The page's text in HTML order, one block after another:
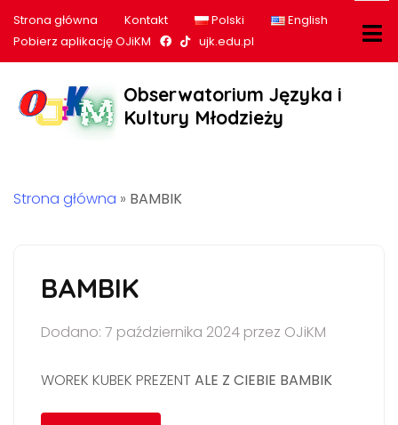
Strona główna Kontakt Polski
English
Pobierz aplikację OJiKM
Nasz profil na Facebook
Nasz profil na tiktok
ujk.edu.pl
Obserwatorium Języka i
Kultury Młodzieży
Strona główna » BAMBIK
BAMBIK
Dodano: 7 października 2024 przez OJiKM
WOREK KUBEK PREZENT ALE Z CIEBIE BAMBIK